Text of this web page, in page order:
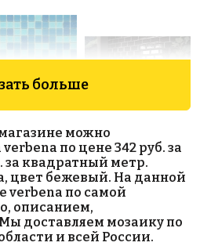
м²
Metro Black
Glossy 45х95
на сетке
294x288
больше
можно
по цене 342 руб. за
за квадратный метр.
цвет бежевый. На данной
verbena по самой
описанием,
доставляем мозаику по
и всей России.